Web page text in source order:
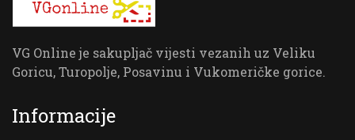
VG Online je sakupljač vijesti vezanih uz Veliku
Goricu, Turopolje, Posavinu i Vukomeričke gorice.
Informacije